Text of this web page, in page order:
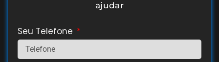
ajudar
Seu Telefone